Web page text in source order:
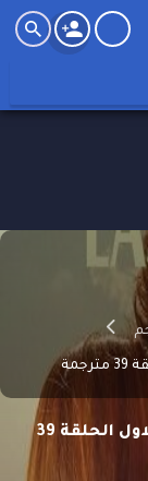
مسلسل Return to Las Sabinas الموسم الاول الحلقة 39